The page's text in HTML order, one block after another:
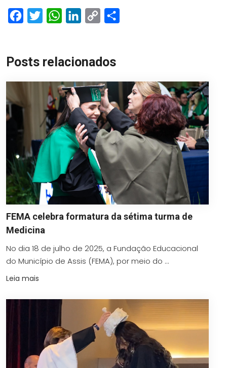
FacebookTwitterWhatsAppLinkedIn
Copy
Posts relacionados
FEMA celebra formatura da sétima turma de
Medicina
No dia 18 de julho de 2025, a Fundação Educacional
do Município de Assis (FEMA), por meio do ...
Leia mais